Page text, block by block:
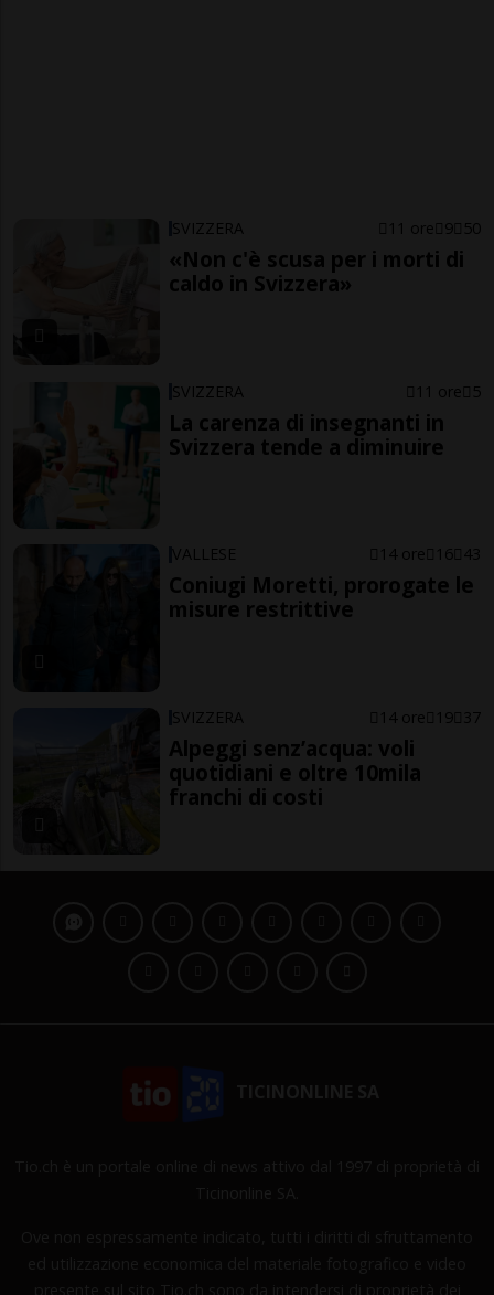
SVIZZERA 11 ore 9 50
«Non c'è scusa per i morti di
caldo in Svizzera»
SVIZZERA 11 ore 5
La carenza di insegnanti in
Svizzera tende a diminuire
VALLESE 14 ore 16 43
Coniugi Moretti, prorogate le
misure restrittive
SVIZZERA 14 ore 19 37
Alpeggi senz’acqua: voli
quotidiani e oltre 10mila
franchi di costi